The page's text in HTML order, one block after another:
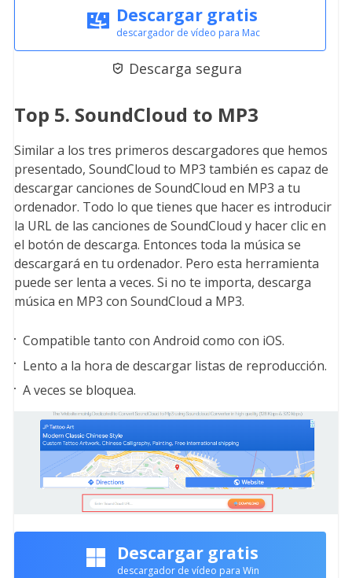
Descargar gratis
descargador de vídeo para Mac
 Descarga segura
Top 5. SoundCloud to MP3
Similar a los tres primeros descargadores que hemos
presentado, SoundCloud to MP3 también es capaz de
descargar canciones de SoundCloud en MP3 a tu
ordenador. Todo lo que tienes que hacer es introducir
la URL de las canciones de SoundCloud y hacer clic en
el botón de descarga. Entonces toda la música se
descargará en tu ordenador. Pero esta herramienta
puede ser lenta a veces. Si no te importa, descarga
música en MP3 con SoundCloud a MP3.
Compatible tanto con Android como con iOS.
Lento a la hora de descargar listas de reproducción.
A veces se bloquea.
Descargar gratis
descargador de vídeo para Win